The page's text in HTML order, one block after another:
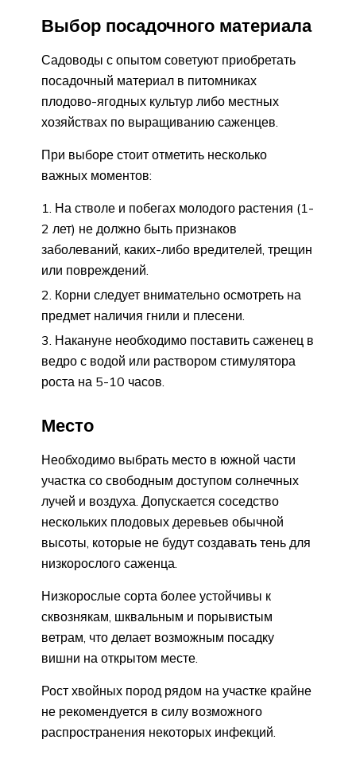
Выбор посадочного материала
Садоводы с опытом советуют приобретать
посадочный материал в питомниках
плодово-ягодных культур либо местных
хозяйствах по выращиванию саженцев.
При выборе стоит отметить несколько
важных моментов:
На стволе и побегах молодого растения (1-
2 лет) не должно быть признаков
заболеваний, каких-либо вредителей, трещин
или повреждений.
Корни следует внимательно осмотреть на
предмет наличия гнили и плесени.
Накануне необходимо поставить саженец в
ведро с водой или раствором стимулятора
роста на 5-10 часов.
Место
Необходимо выбрать место в южной части
участка со свободным доступом солнечных
лучей и воздуха. Допускается соседство
нескольких плодовых деревьев обычной
высоты, которые не будут создавать тень для
низкорослого саженца.
Низкорослые сорта более устойчивы к
сквознякам, шквальным и порывистым
ветрам, что делает возможным посадку
вишни на открытом месте.
Рост хвойных пород рядом на участке крайне
не рекомендуется в силу возможного
распространения некоторых инфекций.